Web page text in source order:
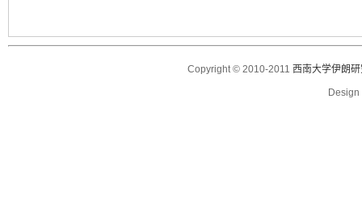
Copyright © 2010-2011 西南大学伊朗